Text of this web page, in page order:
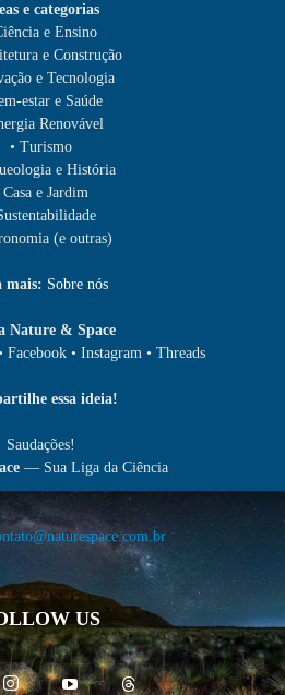
e categorias
e Ensino
e Construção
e Tecnologia
estar e Saúde
Renovável
• Turismo
e História
Casa e Jardim
(e outras)
mais: Sobre nós
Nature & Space
Facebook • Instagram • Threads
essa ideia!
Saudações!
— Sua Liga da Ciência
US